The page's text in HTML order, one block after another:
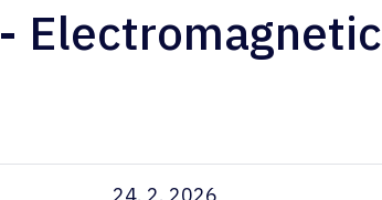
Electromagnetic